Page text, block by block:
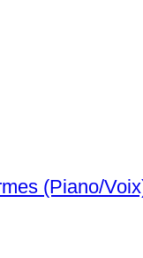
(Piano/